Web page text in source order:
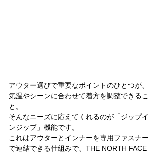
アウター選びで重要なポイントのひとつが、
気温やシーンに合わせて着方を調整できるこ
と。
そんなニーズに応えてくれるのが「ジップイ
ンジップ」機能です。
これはアウターとインナーを専用ファスナー
で連結できる仕組みで、THE NORTH FACE